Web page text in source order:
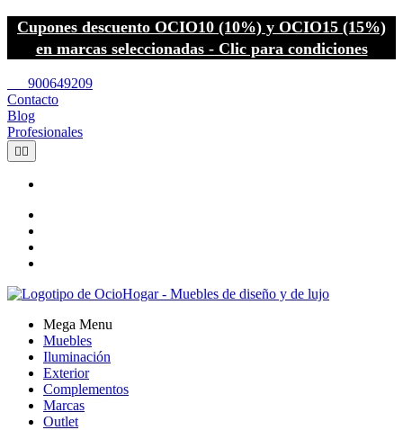
Cupones descuento OCIO10 (10%) y OCIO15 (15%)
en marcas seleccionadas - Clic para condiciones
900649209
Contacto
Blog
Profesionales
 
Mega Menu
Muebles
Iluminación
Exterior
Complementos
Marcas
Outlet